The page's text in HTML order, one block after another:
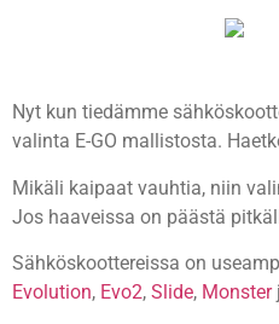
Nyt kun tiedämme
valinta E-GO mallistosta.
Mikäli kaipaat vauhtia, niin
Jos haaveissa on päästä
Sähköskoottereissa on
Evolution, Evo2, Slide, Monster